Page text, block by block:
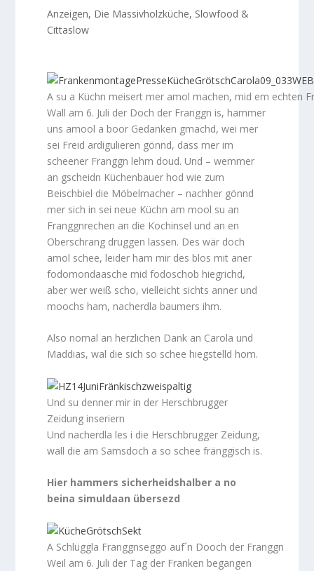
Anzeigen, Die Massivholzküche, Slowfood &
Cittaslow
A su a Küchn meisert mer amol machen, mid em echten
Wall am 6. Juli der Doch der Franggn is, hammer
uns amool a boor Gedanken gmachd, wei mer
sei Freid ardigulieren gönnd, dass mer im
scheener Franggn lehm doud. Und – wemmer
an gscheidn Küchenbauer hod wie zum
Beischbiel die Möbelmacher – nachher gönnd
mer sich in sei neue Küchn am mool su an
Franggnrechen an die Kochinsel und an en
Oberschrang druggen lassen. Des wär doch
amol schee, leider ham mir des blos mit aner
fodomondaasche mid fodoschob hiegrichd,
aber wer weiß scho, vielleicht sichts anner und
moochs ham, nacherdla baumers ihm.
Also nomal an herzlichen Dank an Carola und
Maddias, wal die sich so schee hiegstelld hom.
Und su denner mir in der Herschbrugger
Zeidung inseriern
Und nacherdla les i die Herschbrugger Zeidung,
wall die am Samsdoch a so schee fränggisch is.
Hier hammers sicherheidshalber a no
beina simuldaan übersezd
A Schlüggla Franggnseggo auf´n Dooch der Franggn
Weil am 6. Juli der Tag der Franken begangen